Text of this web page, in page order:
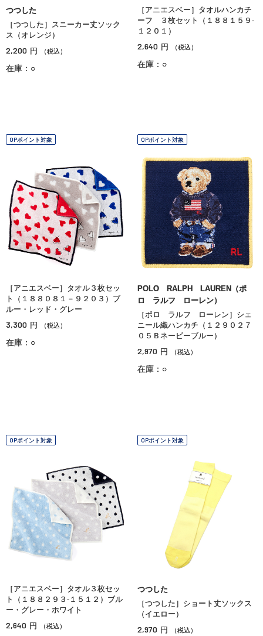
つつした
［つつした］スニーカー丈ソック
ス（オレンジ）
2,200 円 （税込）
在庫：○
［アニエスベー］タオルハンカチ
ーフ ３枚セット（１８８１５９‐
１２０１）
2,640 円 （税込）
在庫：○
OPポイント対象
［アニエスベー］タオル３枚セッ
ト（１８８０８１－９２０３）ブ
ルー・レッド・グレー
3,300 円 （税込）
在庫：○
OPポイント対象
POLO RALPH LAUREN（ポ
ロ ラルフ ローレン）
［ポロ ラルフ ローレン］シェ
ニール織ハンカチ（１２９０２７
０５Ｂネービーブルー）
2,970 円 （税込）
在庫：○
OPポイント対象
［アニエスベー］タオル３枚セッ
ト（１８８２９３‐１５１２）ブル
ー・グレー・ホワイト
2,640 円 （税込）
OPポイント対象
つつした
［つつした］ショート丈ソックス
（イエロー）
2,970 円 （税込）